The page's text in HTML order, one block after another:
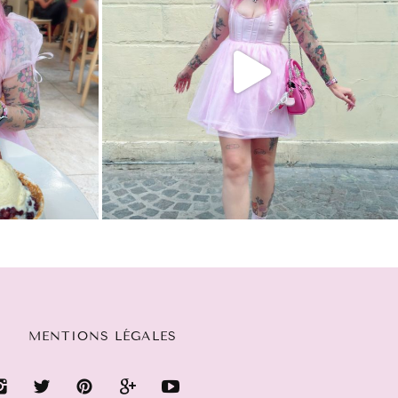
MENTIONS LÉGALES